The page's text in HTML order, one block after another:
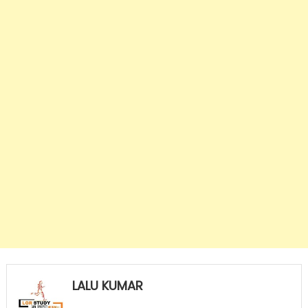
LALU KUMAR